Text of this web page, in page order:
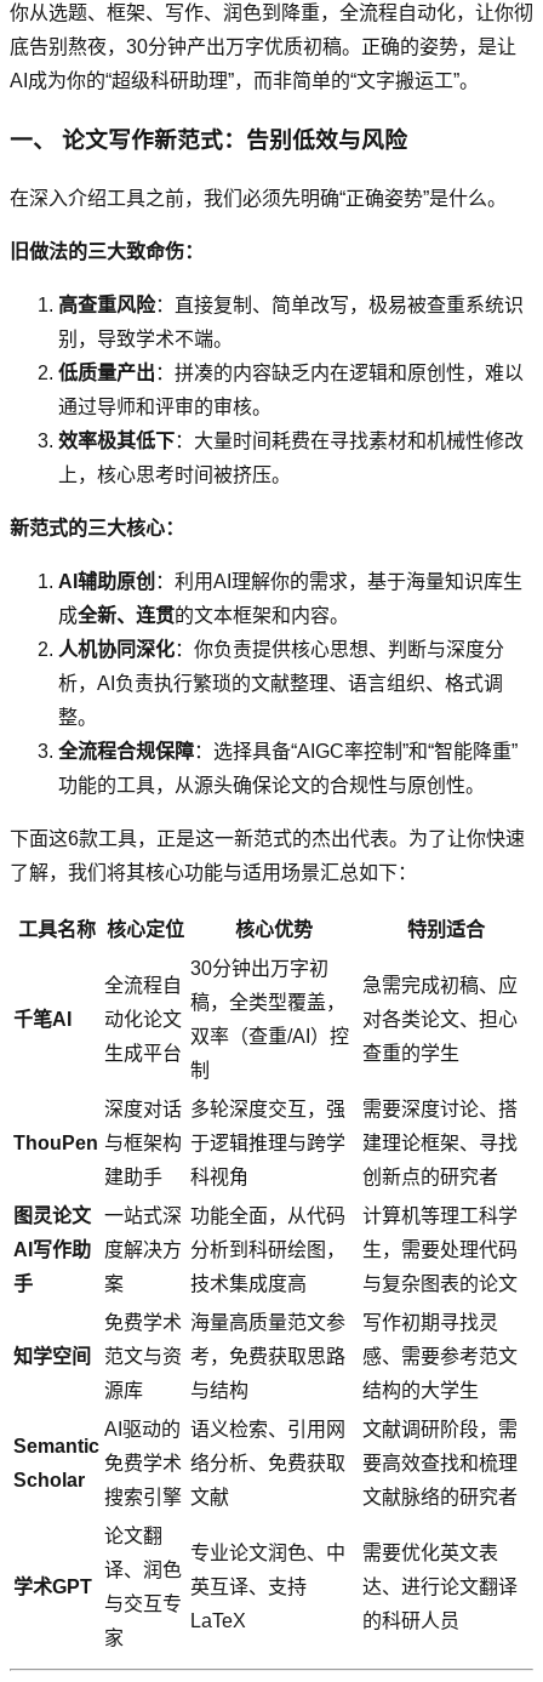
你从选题、框架、写作、润色到降重，全流程自动化，让你彻
底告别熬夜，30分钟产出万字优质初稿。正确的姿势，是让
AI成为你的“超级科研助理”，而非简单的“文字搬运工”。
一、 论文写作新范式：告别低效与风险
在深入介绍工具之前，我们必须先明确“正确姿势”是什么。
旧做法的三大致命伤：
高查重风险：直接复制、简单改写，极易被查重系统识
别，导致学术不端。
低质量产出 ：拼凑的内容缺乏内在逻辑和原创性，难以
通过导师和评审的审核。
效率极其低下：大量时间耗费在寻找素材和机械性修改
上，核心思考时间被挤压。
新范式的三大核心：
AI辅助原创 ：利用AI理解你的需求，基于海量知识库生
成全新、连贯的文本框架和内容。
人机协同深化：你负责提供核心思想、判断与深度分
析，AI负责执行繁琐的文献整理、语言组织、格式调
整。
全流程合规保障：选择具备“AIGC率控制”和“智能降重”
功能的工具，从源头确保论文的合规性与原创性。
下面这6款工具，正是这一新范式的杰出代表。为了让你快速
了解，我们将其核心功能与适用场景汇总如下：
工具名称 核心定位 核心优势 特别适合
千笔AI
全流程自
动化论文
生成平台
30分钟出万字初
稿，全类型覆盖，
双率（查重/AI）控
制
急需完成初稿、应
对各类论文、担心
查重的学生
ThouPen
深度对话
与框架构
建助手
多轮深度交互，强
于逻辑推理与跨学
科视角
需要深度讨论、搭
建理论框架、寻找
创新点的研究者
图灵论文
AI写作助
手
一站式深
度解决方
案
功能全面，从代码
分析到科研绘图，
技术集成度高
计算机等理工科学
生，需要处理代码
与复杂图表的论文
知学空间
免费学术
范文与资
源库
海量高质量范文参
考，免费获取思路
与结构
写作初期寻找灵
感、需要参考范文
结构的大学生
Semantic
Scholar
AI驱动的
免费学术
搜索引擎
语义检索、引用网
络分析、免费获取
文献
文献调研阶段，需
要高效查找和梳理
文献脉络的研究者
学术GPT
论文翻
译、润色
与交互专
家
专业论文润色、中
英互译、支持
LaTeX
需要优化英文表
达、进行论文翻译
的科研人员